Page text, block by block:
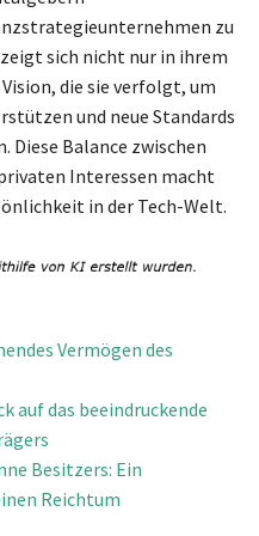
zu
sich nicht nur in ihrem
die sie verfolgt, um
und neue Standards
Diese Balance zwischen
Interessen macht
in der Tech-Welt.
Vermögen des
auf das beeindruckende
Besitzers: Ein
Reichtum